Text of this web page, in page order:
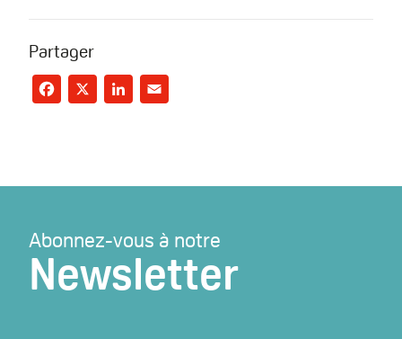
Partager
Facebook
X LinkedIn
Abonnez-vous à notre
Newsletter